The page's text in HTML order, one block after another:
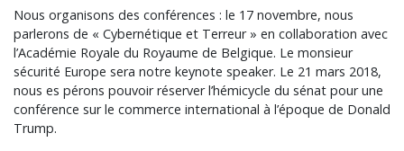
Nous organisons des conférences : le 17 novembre, nous
parlerons de « Cybernétique et Terreur » en collaboration avec
l’Académie Royale du Royaume de Belgique. Le monsieur
sécurité Europe sera notre keynote speaker. Le 21 mars 2018,
nous es pérons pouvoir réserver l’hémicycle du sénat pour une
conférence sur le commerce international à l’époque de Donald
Trump.